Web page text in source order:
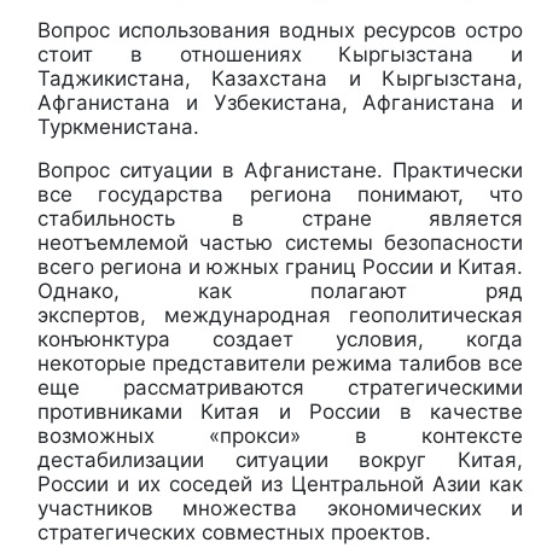
Вопрос использования водных ресурсов остро
стоит в отношениях Кыргызстана и
Таджикистана, Казахстана и Кыргызстана,
Афганистана и Узбекистана, Афганистана и
Туркменистана.
Вопрос ситуации в Афганистане. Практически
все государства региона понимают, что
стабильность в стране является
неотъемлемой частью системы безопасности
всего региона и южных границ России и Китая.
Однако, как полагают ряд
экспертов, международная геополитическая
конъюнктура создает условия, когда
некоторые представители режима талибов все
еще рассматриваются стратегическими
противниками Китая и России в качестве
возможных «прокси» в контексте
дестабилизации ситуации вокруг Китая,
России и их соседей из Центральной Азии как
участников множества экономических и
стратегических совместных проектов.